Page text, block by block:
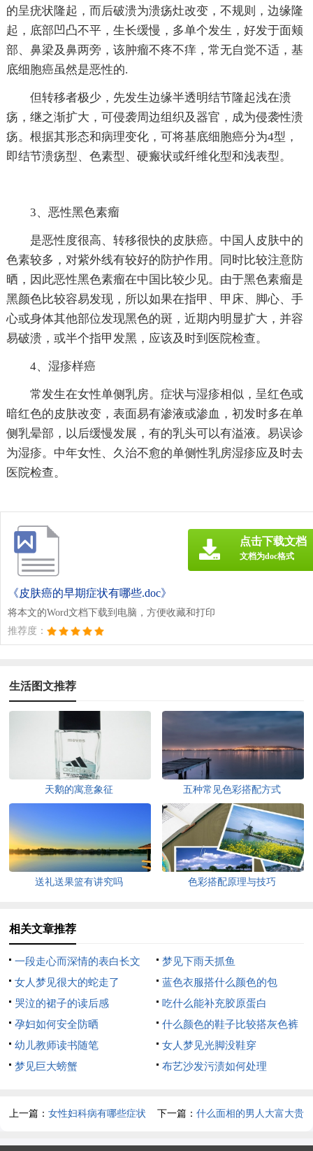
的呈疣状隆起，而后破溃为溃疡灶改变，不规则，边缘隆
起，底部凹凸不平，生长缓慢，多单个发生，好发于面颊
部、鼻梁及鼻两旁，该肿瘤不疼不痒，常无自觉不适，基
底细胞癌虽然是恶性的.
但转移者极少，先发生边缘半透明结节隆起浅在溃
疡，继之渐扩大，可侵袭周边组织及器官，成为侵袭性溃
疡。根据其形态和病理变化，可将基底细胞癌分为4型，
即结节溃疡型、色素型、硬瘢状或纤维化型和浅表型。
3、恶性黑色素瘤
是恶性度很高、转移很快的皮肤癌。中国人皮肤中的
色素较多，对紫外线有较好的防护作用。同时比较注意防
晒，因此恶性黑色素瘤在中国比较少见。由于黑色素瘤是
黑颜色比较容易发现，所以如果在指甲、甲床、脚心、手
心或身体其他部位发现黑色的斑，近期内明显扩大，并容
易破溃，或半个指甲发黑，应该及时到医院检查。
4、湿疹样癌
常发生在女性单侧乳房。症状与湿疹相似，呈红色或
暗红色的皮肤改变，表面易有渗液或渗血，初发时多在单
侧乳晕部，以后缓慢发展，有的乳头可以有溢液。易误诊
为湿疹。中年女性、久治不愈的单侧性乳房湿疹应及时去
医院检查。
《皮肤癌的早期症状有哪些.doc》
将本文的Word文档下载到电脑，方便收藏和打印
推荐度：
点击下载文档
文档为doc格式
生活图文推荐
天鹅的寓意象征 五种常见色彩搭配方式
送礼送果篮有讲究吗 色彩搭配原理与技巧
相关文章推荐
一段走心而深情的表白长文
梦见下雨天抓鱼
女人梦见很大的蛇走了
蓝色衣服搭什么颜色的包
哭泣的裙子的读后感
吃什么能补充胶原蛋白
孕妇如何安全防晒
什么颜色的鞋子比较搭灰色裤
子
幼儿教师读书随笔
女人梦见光脚没鞋穿
梦见巨大螃蟹
布艺沙发污渍如何处理
上一篇：女性妇科病有哪些症状 下一篇： 什么面相的男人大富大贵